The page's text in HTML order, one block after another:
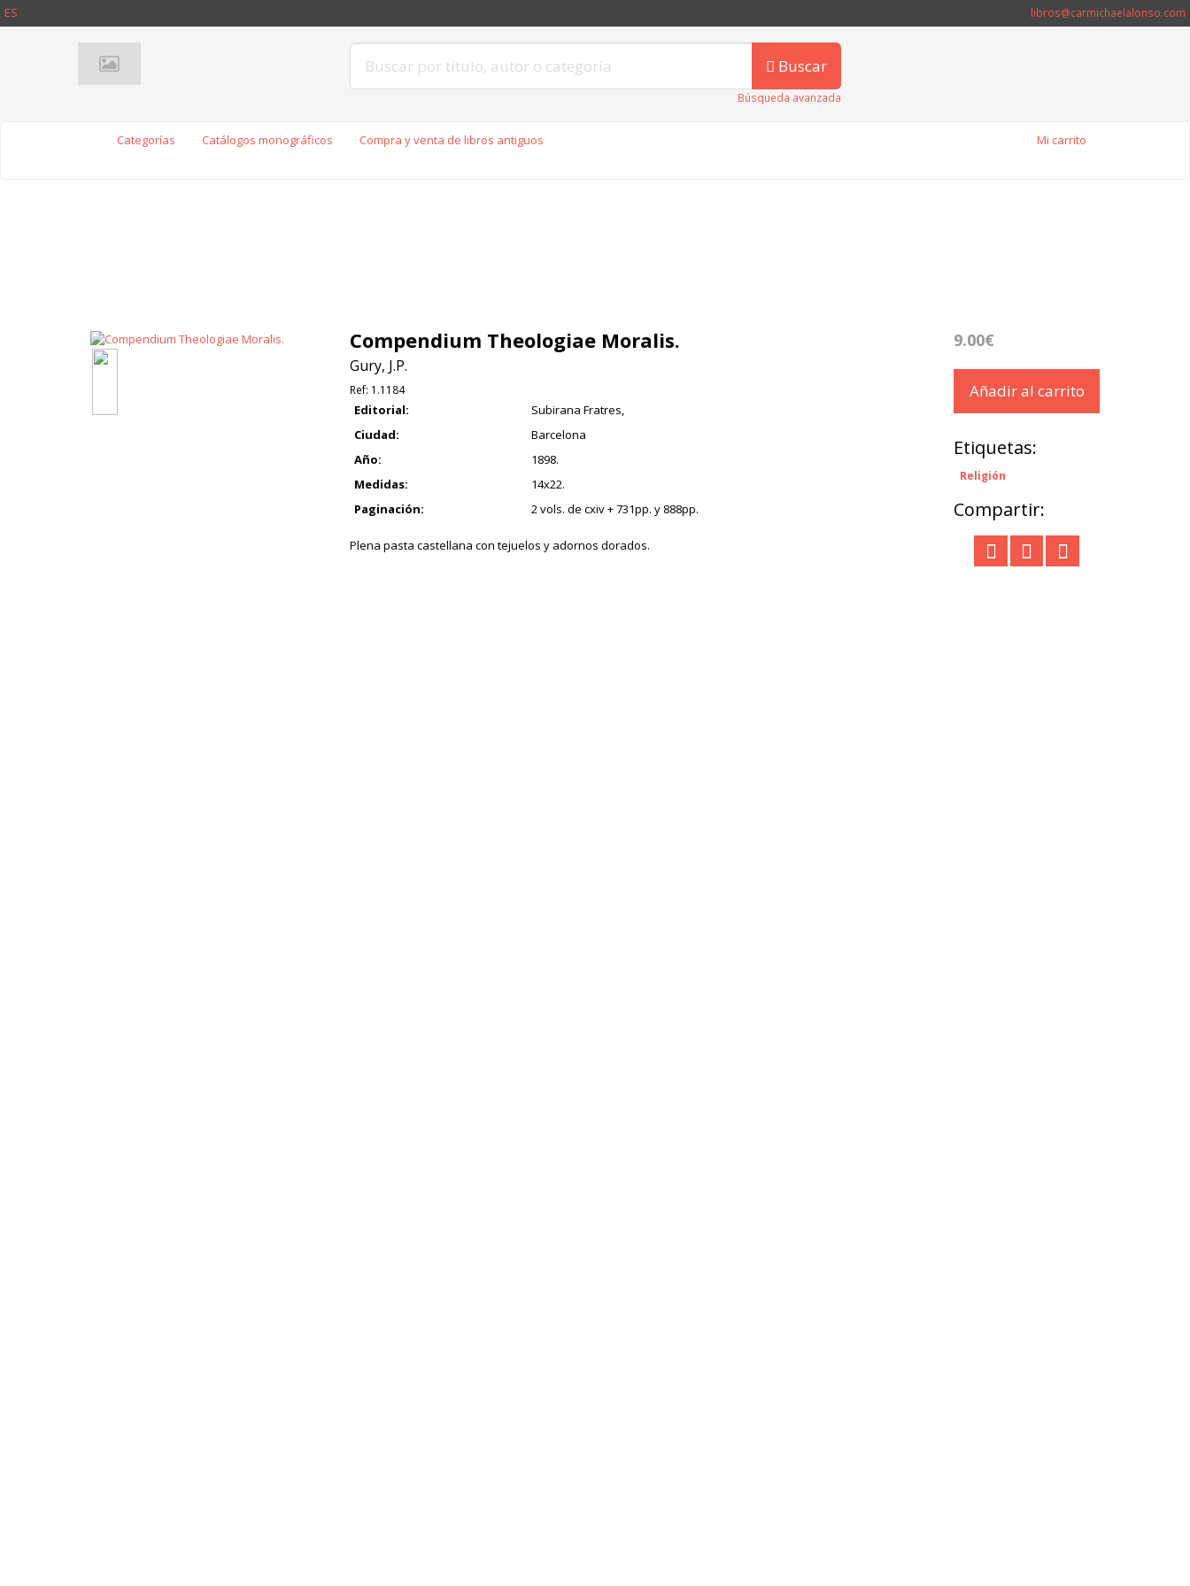
ES libros@carmichaelalonso.com
Buscar
Búsqueda avanzada
Categorías Catálogos monográficos Compra y venta de libros antiguos Mi carrito
Compendium Theologiae Moralis.
Gury, J.P.
Ref: 1.1184
Editorial:
Subirana Fratres,
Ciudad:
Barcelona
Año:
1898.
Medidas:
14x22.
Paginación:
2 vols. de cxiv + 731pp. y 888pp.
Plena pasta castellana con tejuelos y adornos dorados.
9.00€
Añadir al carrito
Etiquetas:
Religión
Compartir: